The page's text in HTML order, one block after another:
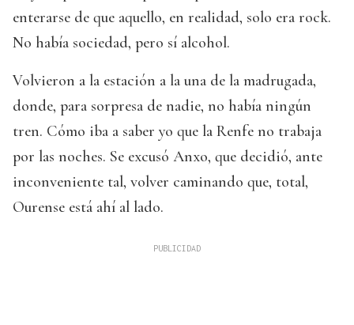
enterarse de que aquello, en realidad, solo era rock.
No había sociedad, pero sí alcohol.
Volvieron a la estación a la una de la madrugada,
donde, para sorpresa de nadie, no había ningún
tren. Cómo iba a saber yo que la Renfe no trabaja
por las noches. Se excusó Anxo, que decidió, ante
inconveniente tal, volver caminando que, total,
Ourense está ahí al lado.